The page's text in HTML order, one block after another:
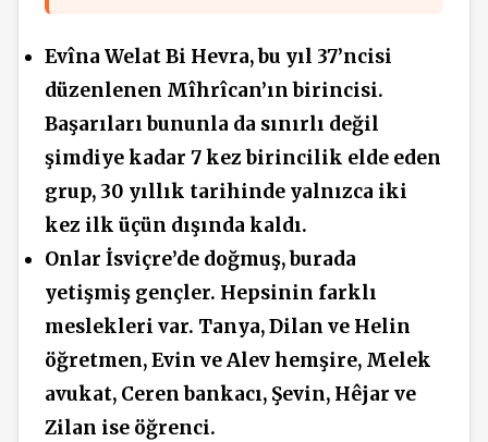
Evîna Welat Bi Hevra, bu yıl 37’ncisi
düzenlenen Mîhrîcan’ın birincisi.
Başarıları bununla da sınırlı değil
şimdiye kadar 7 kez birincilik elde eden
grup, 30 yıllık tarihinde yalnızca iki
kez ilk üçün dışında kaldı.
Onlar İsviçre’de doğmuş, burada
yetişmiş gençler. Hepsinin farklı
meslekleri var. Tanya, Dilan ve Helin
öğretmen, Evin ve Alev hemşire, Melek
avukat, Ceren bankacı, Şevin, Hêjar ve
Zilan ise öğrenci.